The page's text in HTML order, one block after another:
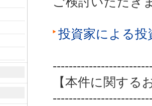
投資家による
【本件に関する